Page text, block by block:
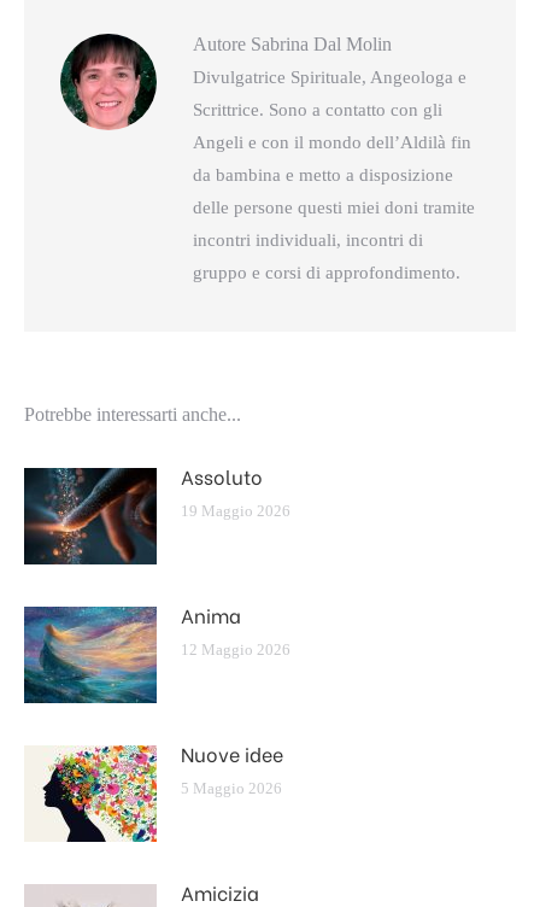
Autore Sabrina Dal Molin
Divulgatrice Spirituale, Angeologa e
Scrittrice. Sono a contatto con gli
Angeli e con il mondo dell’Aldilà fin
da bambina e metto a disposizione
delle persone questi miei doni tramite
incontri individuali, incontri di
gruppo e corsi di approfondimento.
Potrebbe interessarti anche...
Assoluto
19 Maggio 2026
Anima
12 Maggio 2026
Nuove idee
5 Maggio 2026
Amicizia